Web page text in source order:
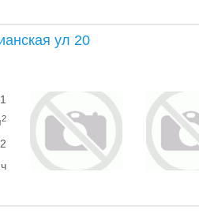
ул 20
1
2